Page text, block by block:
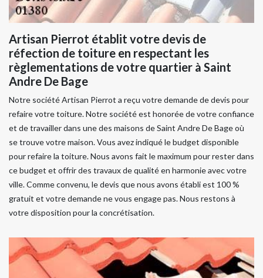
Artisan Pierrot établit votre devis de
réfection de toiture en respectant les
règlementations de votre quartier à Saint
Andre De Bage
Notre société Artisan Pierrot a reçu votre demande de devis pour
refaire votre toiture. Notre société est honorée de votre confiance
et de travailler dans une des maisons de Saint Andre De Bage où
se trouve votre maison. Vous avez indiqué le budget disponible
pour refaire la toiture. Nous avons fait le maximum pour rester dans
ce budget et offrir des travaux de qualité en harmonie avec votre
ville. Comme convenu, le devis que nous avons établi est 100 %
gratuit et votre demande ne vous engage pas. Nous restons à
votre disposition pour la concrétisation.